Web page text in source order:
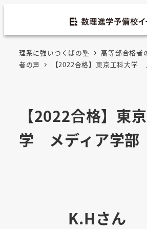
理系に強いつくばの塾 高等部合格者
者の声
【2022合格】東京工科大学
【2022合格】東
学 メディア学部
K.Hさん